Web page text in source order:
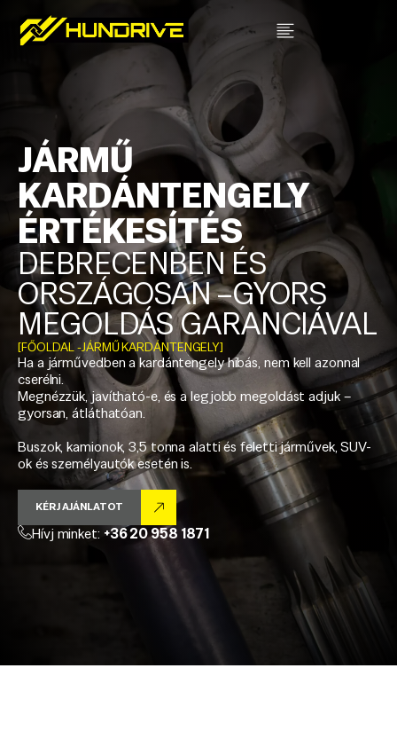
JÁRMŰ
KARDÁNTENGELY
ÉRTÉKESÍTÉS
DEBRECENBEN ÉS
ORSZÁGOSAN –GYORS
MEGOLDÁS GARANCIÁVAL
[FŐOLDAL-JÁRMŰ KARDÁNTENGELY]
Ha a járművedben a kardántengely hibás, nem kell azonnal
cserélni.
Megnézzük, javítható-e, és a legjobb megoldást adjuk –
gyorsan, átláthatóan.
Buszok, kamionok, 3,5 tonna alatti és feletti járművek, SUV-
ok és személyautók esetén is.
KÉRJ AJÁNLATOT
Hívj minket: +36 20 958 1871